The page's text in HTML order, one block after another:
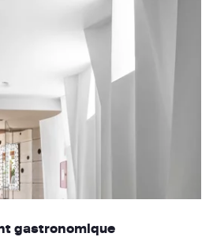
gastronomique